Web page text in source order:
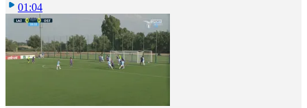
01:04